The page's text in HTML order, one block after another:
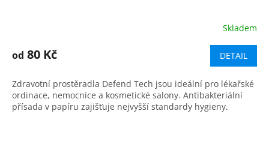
produktu
z
5
hvězdiček.
Skladem
od 80 Kč DETAIL
Zdravotní prostěradla Defend Tech jsou ideální pro lékařské
ordinace, nemocnice a kosmetické salony. Antibakteriální
přísada v papíru zajišťuje nejvyšší standardy hygieny.